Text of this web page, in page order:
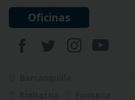
Oficinas